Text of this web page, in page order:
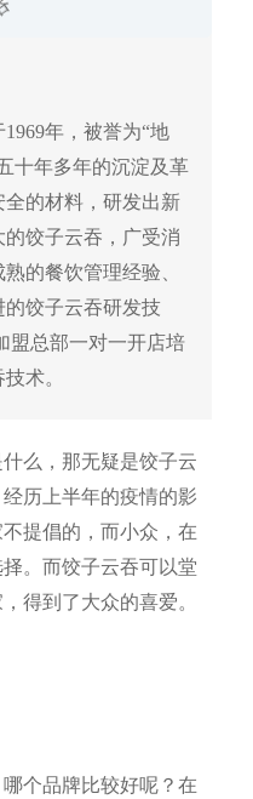
年，被誉为“地
十年多年的沉淀及革
的材料，研发出新
饺子云吞，广受消
的餐饮管理经验、
的饺子云吞研发技
盟总部一对一开店培
术。
么，那无疑是饺子云
历上半年的疫情的影
提倡的，而小众，在
。而饺子云吞可以堂
得到了大众的喜爱。
个品牌比较好呢？在